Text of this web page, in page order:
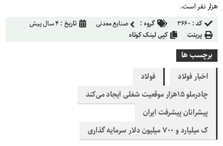
هزار نفر است.
کد : ۳۶۶۰ گروه : صنایع معدنی تاریخ :۴ سال پیش
پرینت
کپی لینک کوتاه
برچسب ها
اخبار فولاد
فولاد
چادرملو ۱۵هزار موقعیت شغلی ایجاد می‌کند
پیشرانان پیشرفت ایران
ک میلیارد و ۷۰۰ میلیون دلار سرمایه گذاری